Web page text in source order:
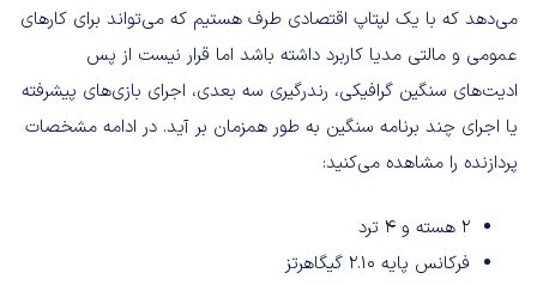
می‌دهد که با یک لپتاپ اقتصادی طرف هستیم که می‌تواند برای کارهای
عمومی و مالتی مدیا کاربرد داشته باشد اما قرار نیست از پس
ادیت‌های سنگین گرافیکی، رندرگیری سه بعدی، اجرای بازی‌های پیشرفته
یا اجرای چند برنامه سنگین به طور همزمان بر آید. در ادامه مشخصات
پردازنده را مشاهده می‌کنید:
۲ هسته و ۴ ترد
فرکانس پایه ۲.۱۰ گیگاهرتز